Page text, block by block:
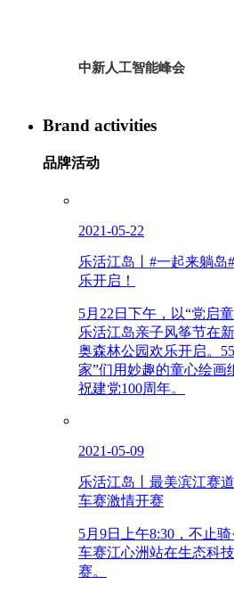
中新人工智能峰会
Brand activities
品牌活动
2021-05-22
乐活江岛丨#一起来躺
乐开启！
5月22日下午，以“党启
乐活江岛亲子风筝节在
奥森林公园欢乐开启。
家”们用妙趣的童心绘画
祝建党100周年。
2021-05-09
乐活江岛丨最美滨江赛
车赛激情开赛
5月9日上午8:30，不止
车赛江心洲站在生态科
赛。